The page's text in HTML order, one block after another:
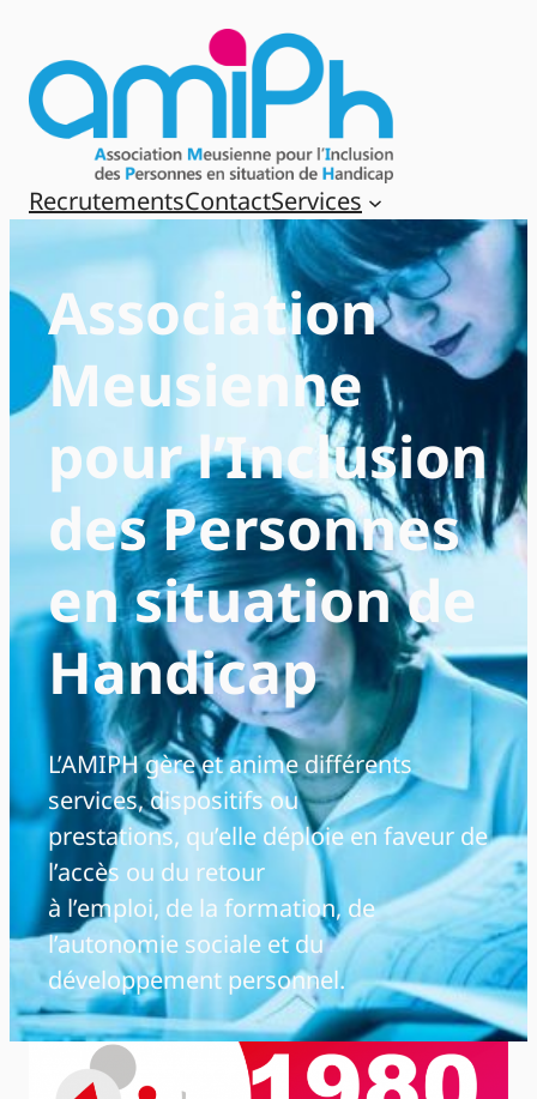
contenu
RecrutementsContactServices
Association
Meusienne
pour l’Inclusion
des Personnes
en situation de
Handicap
L’AMIPH gère et anime différents
services, dispositifs ou
prestations, qu’elle déploie en faveur de
l’accès ou du retour
à l’emploi, de la formation, de
l’autonomie sociale et du
développement personnel.